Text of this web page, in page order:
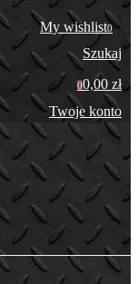
My wishlist0
Szukaj
00,00 zł
Twoje konto